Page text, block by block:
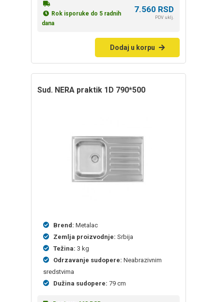
Rok isporuke do 5 radnih
dana
7.560 RSD
PDV uklj.
Dodaj u korpu
sud. NERA praktik 1D 790*500
Brend: Metalac
Zemlja proizvodnje: Srbija
Težina: 3 kg
Odrzavanje sudopere: Neabrazivnim
sredstvima
Dužina sudopere: 79 cm